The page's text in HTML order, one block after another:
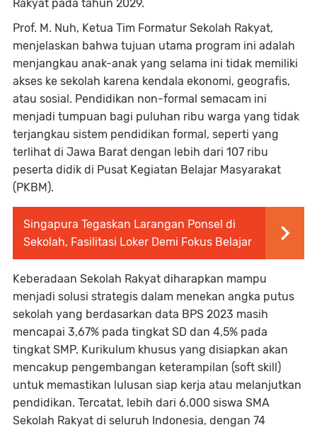
Rakyat pada tahun 2029.
Prof. M. Nuh, Ketua Tim Formatur Sekolah Rakyat,
menjelaskan bahwa tujuan utama program ini adalah
menjangkau anak-anak yang selama ini tidak memiliki
akses ke sekolah karena kendala ekonomi, geografis,
atau sosial. Pendidikan non-formal semacam ini
menjadi tumpuan bagi puluhan ribu warga yang tidak
terjangkau sistem pendidikan formal, seperti yang
terlihat di Jawa Barat dengan lebih dari 107 ribu
peserta didik di Pusat Kegiatan Belajar Masyarakat
(PKBM).
Singapura Tegaskan Larangan Ponsel di
Sekolah, Fasilitasi Loker Demi Fokus Belajar
Keberadaan Sekolah Rakyat diharapkan mampu
menjadi solusi strategis dalam menekan angka putus
sekolah yang berdasarkan data BPS 2023 masih
mencapai 3,67% pada tingkat SD dan 4,5% pada
tingkat SMP. Kurikulum khusus yang disiapkan akan
mencakup pengembangan keterampilan (soft skill)
untuk memastikan lulusan siap kerja atau melanjutkan
pendidikan. Tercatat, lebih dari 6.000 siswa SMA
Sekolah Rakyat di seluruh Indonesia, dengan 74